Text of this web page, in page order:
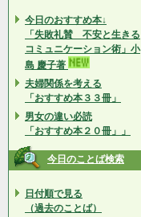
今日のおすすめ本↓
「失敗礼賛 不安と生きる
コミュニケーション術」小
島 慶子著
夫婦関係を考える
「おすすめ本３３冊」
男女の違い必読
「おすすめ本２０冊」」
今日のことば検索
日付順で見る
（過去のことば）